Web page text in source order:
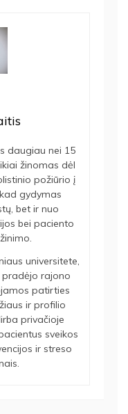
daugiau nei 15
žinomas dėl
požiūrio į
gydymas
bet ir nuo
bei paciento
universitete,
pradėjo rajono
patirties
ir profilio
privačioje
sveikos
ir streso